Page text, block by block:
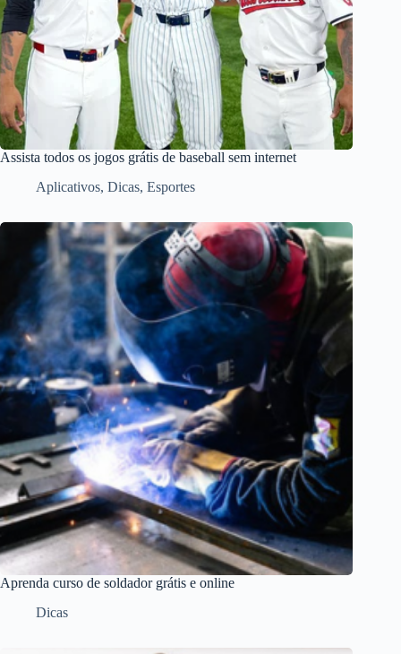
Assista todos os jogos grátis de baseball sem internet
Aplicativos, Dicas, Esportes
Aprenda curso de soldador grátis e online
Dicas